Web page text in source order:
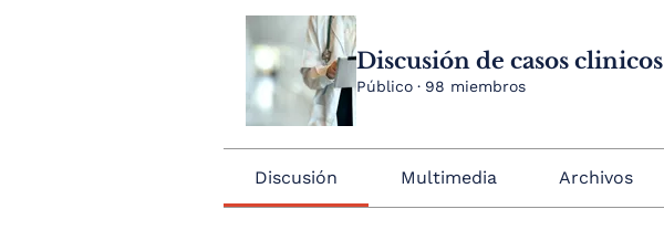
Discusión de casos clinicos
Público · 98 miembros
Discusión Multimedia Archivos